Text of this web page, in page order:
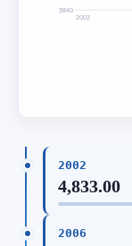
3840
2002
2002
4,833.00
2006